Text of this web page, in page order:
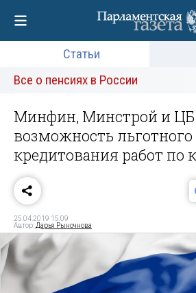
Статьи
Все о пенсиях в России
Минфин, Минстрой и ЦБ
возможность льготного
кредитования работ по
25.04.2019 15:09
Автор: Дарья Рыночнова